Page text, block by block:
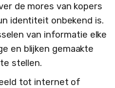
de mores van kopers
identiteit onbekend is.
van informatie elke
en blijken gemaakte
stellen.
tot internet of